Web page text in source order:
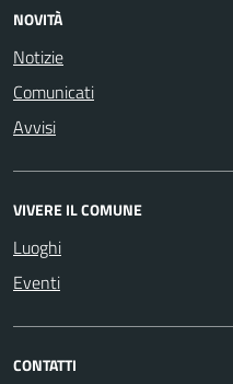
NOVITÀ
Notizie
Comunicati
Avvisi
VIVERE IL COMUNE
Luoghi
Eventi
CONTATTI